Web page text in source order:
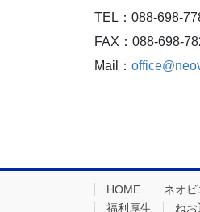
TEL：088-698-
FAX：088-698-
Mail：
HOME ネオ
福利厚生
ね